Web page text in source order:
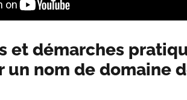
et démarches
un nom de domaine